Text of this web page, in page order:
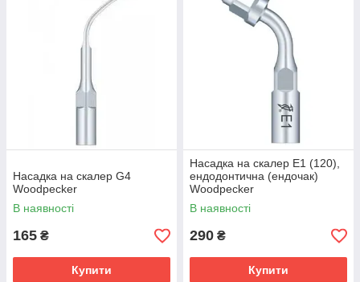
Насадка на скалер G4
Woodpecker
В наявності
165 ₴
Купити
Насадка на скалер E1 (120),
ендодонтична (ендочак)
Woodpecker
В наявності
290 ₴
Купити